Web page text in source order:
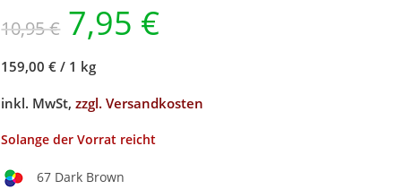
10,95€ 7,95 €
159,00 € / 1 kg
inkl. MwSt,zzgl. Versandkosten
Solange der Vorrat reicht
67 Dark Brown